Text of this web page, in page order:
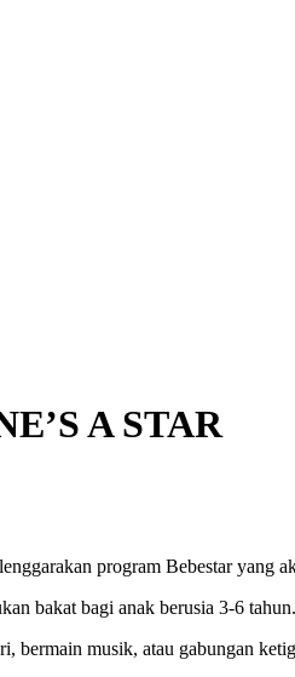
A STAR
program Bebestar yang
bakat bagi anak berusia 3-6 tahun.
bermain musik, atau gabungan